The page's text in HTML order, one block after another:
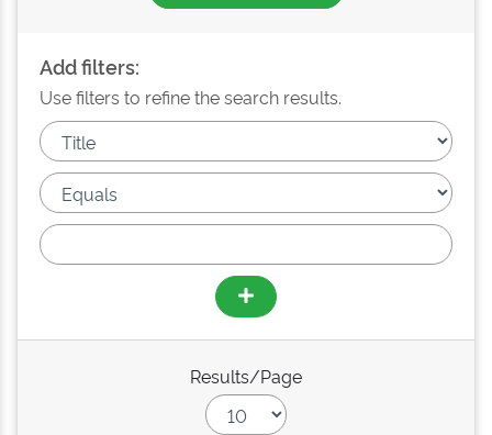
Add filters:
Use filters to refine the search results.
Results/Page